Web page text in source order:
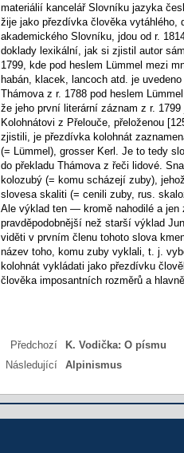
materiálií kancelář Slovníku jazyka
žije jako přezdívka člověka vytáhlého,
akademického Slovníku, jdou od r.
doklady lexikální, jak si zjistil autor
1799, kde pod heslem Lümmel mezi
habán, klacek, lancoch atd. je
Thámova z r. 1788 pod heslem
že jeho první literární záznam z r.
Kolohnátovi z Přelouče, přeloženou
zjistili, je přezdívka kolohnát
(= Lümmel), grosser Kerl. Je to tedy
do překladu Thámova z řeči lidové.
kolozubý (= komu scházejí zuby),
slovesa skaliti (= cenili zuby, rus.
Ale výklad ten — kromě nahodilé a
pravděpodobnější než starší výklad
viděti v prvním členu tohoto slova
název toho, komu zuby vyklali, t. j.
kolohnát vykládati jako přezdívku
člověka imposantních rozměrů a
Předchozí K. Vodička: O písmu
Následující
Alpinismus